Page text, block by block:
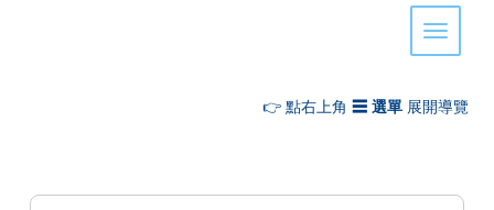
Toggle
👉 點右上角 ☰ 選單 展開導覽